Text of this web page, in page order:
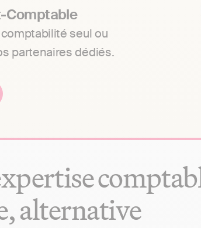
Comptable
seul ou
partenaires dédiés.
alternative